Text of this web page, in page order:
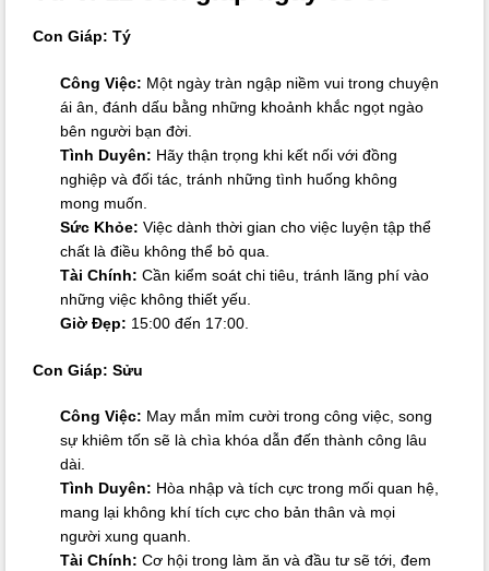
Con Giáp: Tý
Công Việc: Một ngày tràn ngập niềm vui trong chuyện
ái ân, đánh dấu bằng những khoảnh khắc ngọt ngào
bên người bạn đời.
Tình Duyên: Hãy thận trọng khi kết nối với đồng
nghiệp và đối tác, tránh những tình huống không
mong muốn.
Sức Khỏe: Việc dành thời gian cho việc luyện tập thể
chất là điều không thể bỏ qua.
Tài Chính: Cần kiểm soát chi tiêu, tránh lãng phí vào
những việc không thiết yếu.
Giờ Đẹp: 15:00 đến 17:00.
Con Giáp: Sửu
Công Việc: May mắn mỉm cười trong công việc, song
sự khiêm tốn sẽ là chìa khóa dẫn đến thành công lâu
dài.
Tình Duyên: Hòa nhập và tích cực trong mối quan hệ,
mang lại không khí tích cực cho bản thân và mọi
người xung quanh.
Tài Chính: Cơ hội trong làm ăn và đầu tư sẽ tới, đem